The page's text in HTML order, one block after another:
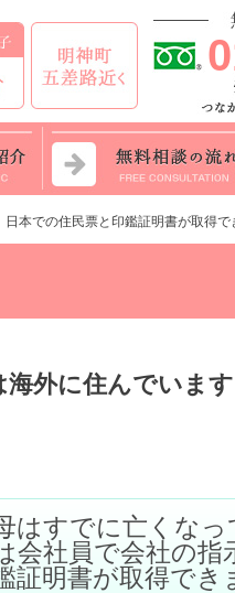
本での住民票と印鑑証明書が取得で
海外に住んでいま
はすでに亡くな
会社員で会社の指
証明書が取得でき